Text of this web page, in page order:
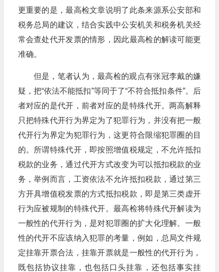
更重要的是，最高检文章说明了此条来源系公安部和
税务总局的建议，结合实践中公安机关和税务机关经
常会查处代开发票的情形，因此最高检的解读可能更
准确。
但是，笔者认为，最高检的观点有张冠李戴的嫌
疑，把“依法不能抵扣”等同于了“不符合抵扣条件”。后
者对应的是代开，前者对应的是特殊代开。两高解释
只把特殊代开行为界定为了犯罪行为，并没有把一般
代开行为界定为犯罪行为，这更符合限缩犯罪圈的目
的。所谓特殊代开，即按照增值税规定，不允许抵扣
税款的业务，通过代开方式改变为可以抵扣税款的业
务，举例而言，工资依法不允许抵扣税款，通过第三
方开具增值税发票的方式抵扣税款，即是第三类虚开
行为应被规制的特殊代开。最高检将特殊代开解读为
一般性的代开行为，是对犯罪圈的扩大化理解。一般
性的代开不应该纳入犯罪的考量，例如，总局文件规
定挂靠开票合法，挂靠开票就是一般性的代开行为，
既包括协议挂靠，也包括口头挂靠，还包括事实挂